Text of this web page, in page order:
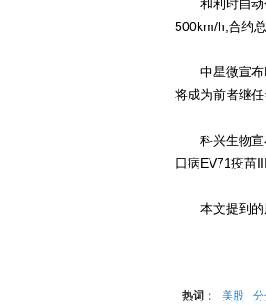
和利时自动化
500km/h,合约
中星微宣布
将成为前者继任
科兴生物宣布
口病EV71疫苗
本文提到的
热词： 美股